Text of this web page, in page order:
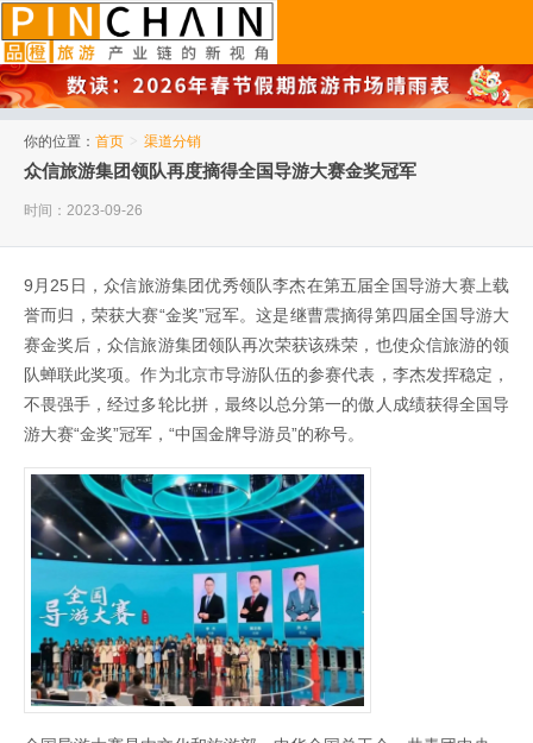
你的位置： 首页 > 渠道分销
众信旅游集团领队再度摘得全国导游大赛金奖冠军
时间：2023-09-26
9月25日，众信旅游集团优秀领队李杰在第五届全国导游大赛上载
誉而归，荣获大赛“金奖”冠军。这是继曹震摘得第四届全国导游大
赛金奖后，众信旅游集团领队再次荣获该殊荣，也使众信旅游的领
队蝉联此奖项。作为北京市导游队伍的参赛代表，李杰发挥稳定，
不畏强手，经过多轮比拼，最终以总分第一的傲人成绩获得全国导
游大赛“金奖”冠军，“中国金牌导游员”的称号。